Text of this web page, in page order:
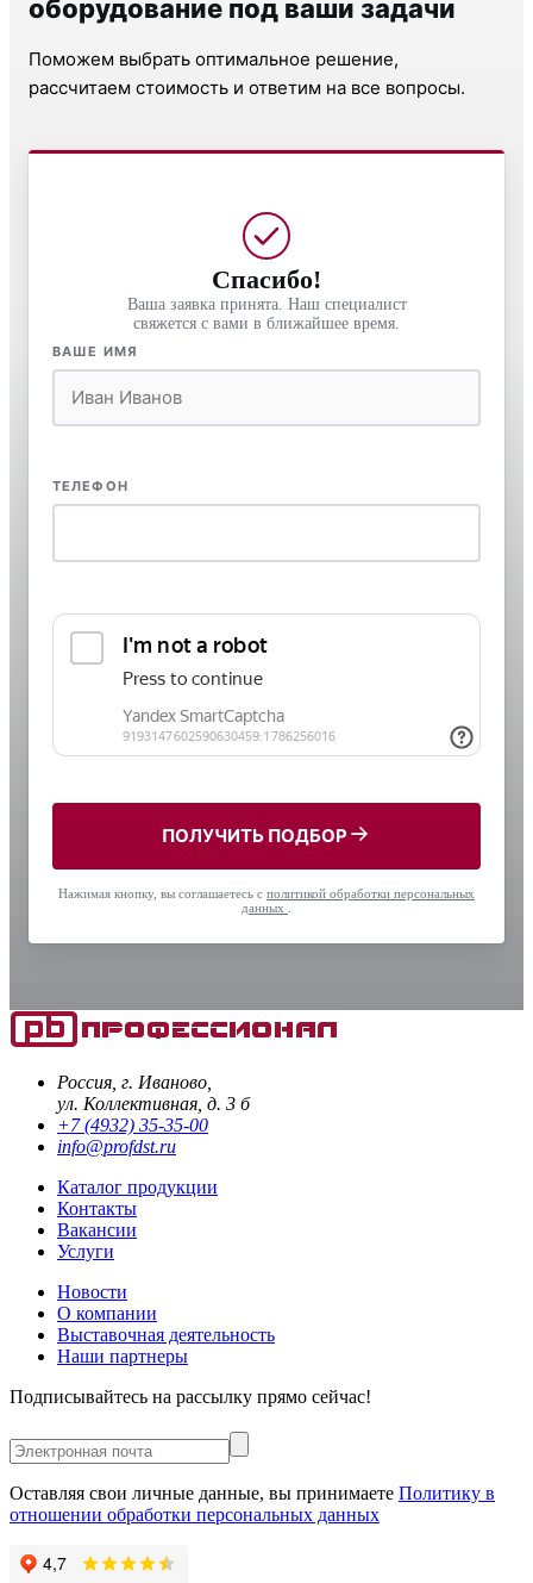
оборудование под ваши задачи
Поможем выбрать оптимальное решение,
рассчитаем стоимость и ответим на все вопросы.
Спасибо!
Ваша заявка принята. Наш специалист
свяжется с вами в ближайшее время.
ВАШЕ ИМЯ
ТЕЛЕФОН
ПОЛУЧИТЬ ПОДБОР
Нажимая кнопку, вы соглашаетесь с политикой обработки персональных
данных
Россия, г. Иваново,
ул. Коллективная, д. 3 б
+7 (4932) 35-35-00
info@profdst.ru
Каталог продукции
Контакты
Вакансии
Услуги
Новости
О компании
Выставочная деятельность
Наши партнеры
Подписывайтесь на рассылку прямо сейчас!
Оставляя свои личные данные, вы принимаете Политику в
отношении обработки персональных данных